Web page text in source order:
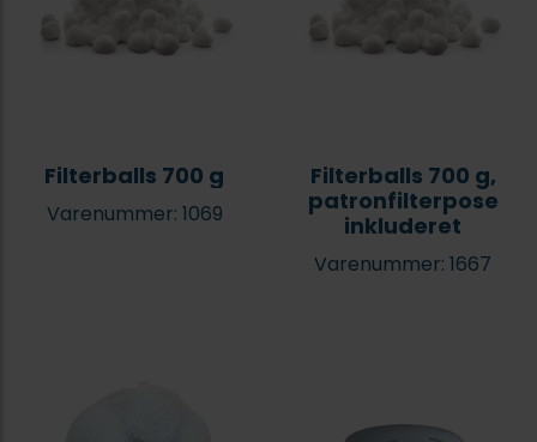
Filterballs 700 g
Varenummer: 1069
Filterballs 700 g,
patronfilterpose
inkluderet
Varenummer: 1667